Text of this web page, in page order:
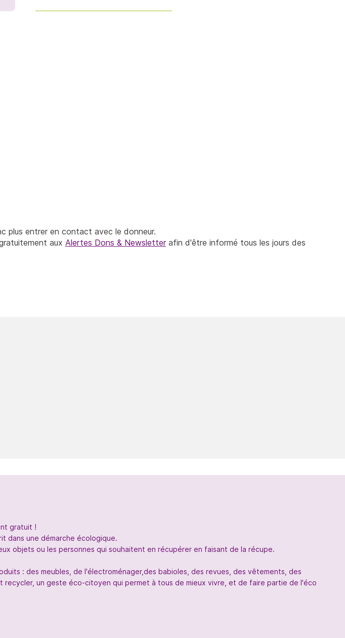
plus entrer en contact avec le donneur.
aux Alertes Dons & Newsletterafin d'être informé tous les jours des
gratuit !
dans une démarche écologique.
objets ou les personnes qui souhaitent en récupérer en faisant de la récupe.
: des meubles, de l'électroménager,des babioles, des revues, des vêtements, des
un geste éco-citoyen qui permet à tous de mieux vivre, et de faire partie de l'éco